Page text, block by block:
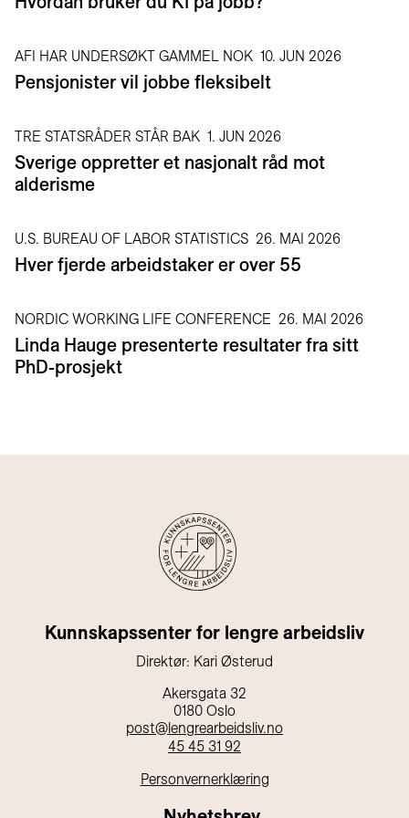
AFI HAR UNDERSØKT GAMMEL NOK 10. JUN 2026
Pensjonister vil jobbe fleksibelt
TRE STATSRÅDER STÅR BAK 1. JUN 2026
Sverige oppretter et nasjonalt råd mot
alderisme
U.S. BUREAU OF LABOR STATISTICS 26. MAI 2026
Hver fjerde arbeidstaker er over 55
NORDIC WORKING LIFE CONFERENCE 26. MAI 2026
Linda Hauge presenterte resultater fra sitt
PhD-prosjekt
Kunnskapssenter for lengre arbeidsliv
Direktør: Kari Østerud
Akersgata 32
0180 Oslo
post@lengrearbeidsliv.no
45 45 31 92
Personvernerklæring